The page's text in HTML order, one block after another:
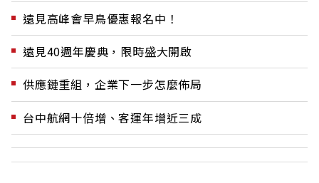
遠見高峰會早鳥優惠報名中！
遠見40週年慶典，限時盛大開啟
供應鏈重組，企業下一步怎麼佈局
台中航網十倍增、客運年增近三成